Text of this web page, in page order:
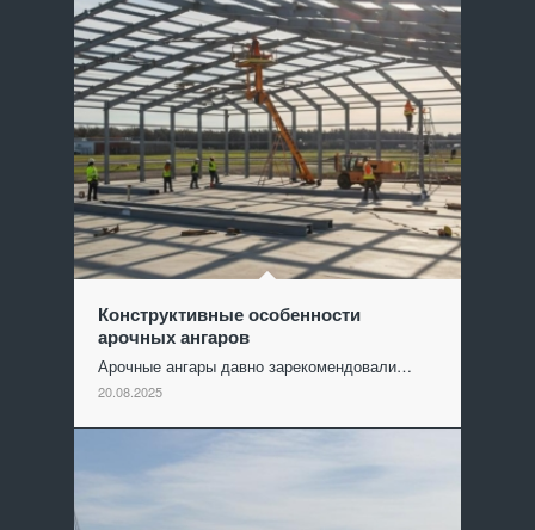
Конструктивные особенности
арочных ангаров
Арочные ангары давно зарекомендовали…
20.08.2025